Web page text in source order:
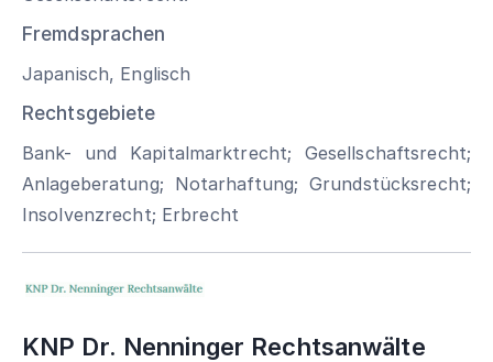
Fremdsprachen
Japanisch, Englisch
Rechtsgebiete
Bank- und Kapitalmarktrecht; Gesellschaftsrecht;
Anlageberatung; Notarhaftung; Grundstücksrecht;
Insolvenzrecht; Erbrecht
KNP Dr. Nenninger Rechtsanwälte